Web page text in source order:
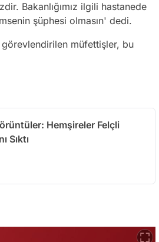
Bakanlığımız ilgili hastanede
şüphesi olmasın' dedi.
müfettişler, bu
Hemşireler Felçli
Sıktı